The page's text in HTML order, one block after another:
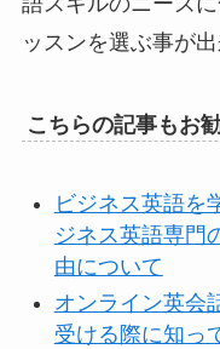
ッスンを選ぶ事が
こちらの記事もお
ビジネス英語を
ジネス英語専門
由について
オンライン英会
受ける際に知っ